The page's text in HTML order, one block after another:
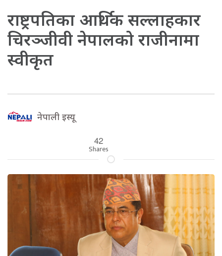
राष्ट्रपतिका आर्थिक सल्लाहकार
चिरञ्जीवी नेपालको राजीनामा
स्वीकृत
नेपाली इस्यू
42
Shares